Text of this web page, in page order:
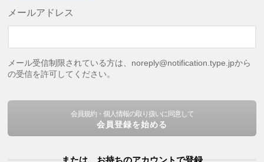
メールアドレス
メール受信制限されている方は、noreply@notification.type.jpから
の受信を許可してください。
会員規約・個人情報の取り扱いに同意して
会員登録を始める
または、お持ちのアカウントで登録